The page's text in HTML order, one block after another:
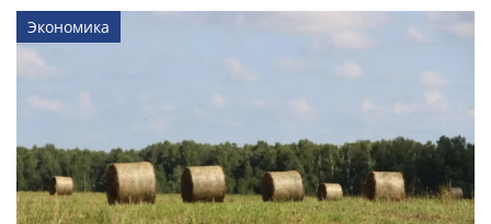
Экономика